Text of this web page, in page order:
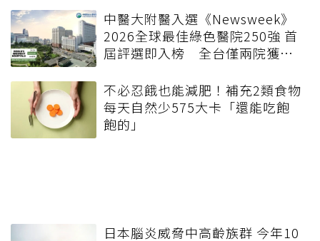
中醫大附醫入選《Newsweek》
2026全球最佳綠色醫院250強 首
屆評選即入榜 全台僅兩院獲
不必忍餓也能減肥！補充2類食物
每天自然少575大卡「還能吃飽
飽的」
日本腦炎威脅中高齡族群 今年10